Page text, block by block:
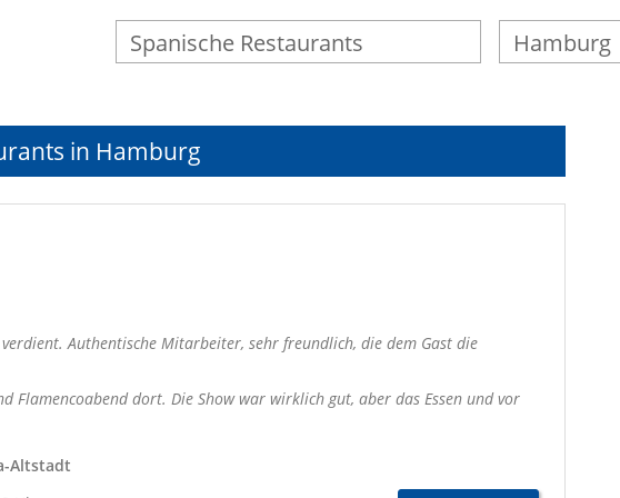
in Hamburg
Authentische Mitarbeiter, sehr freundlich, die dem Gast die
Flamencoabend dort. Die Show war wirklich gut, aber das Essen und vor
Altstadt